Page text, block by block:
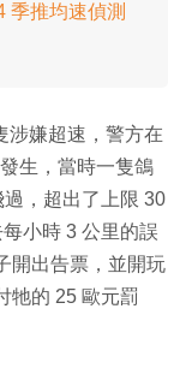
季推均速偵測
涉嫌超速，警方在
生，當時一隻鴿
，超出了上限 30
小時 3 公里的誤
開出告票，並開玩
牠的 25 歐元罰